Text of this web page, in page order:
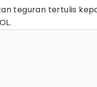
teguran tertulis